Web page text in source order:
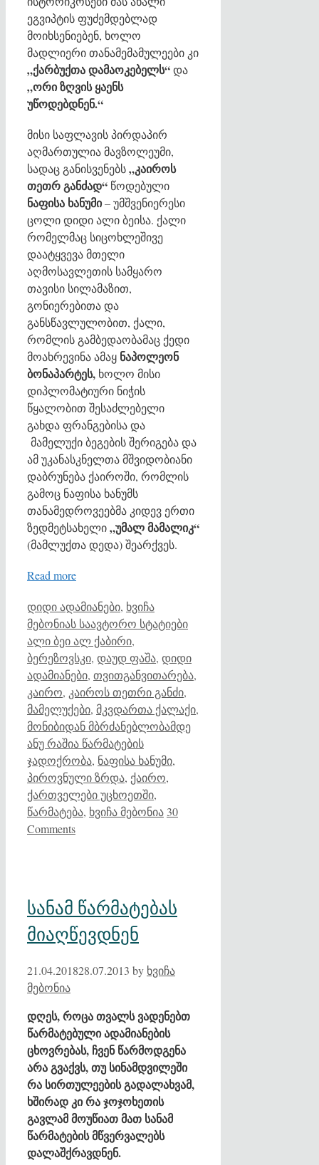
ეგვიპტის ფუძემდებლად
მოიხსენიებენ, ხოლო
მადლიერი თანამემამულეები კი
„ქარბუქთა დამაოკებელს“და
„ორი ზღვის ყაენს
უწოდებდნენ.“
მისი საფლავის პირდაპირ
აღმართულია მავზოლეუმი,
სადაც განისვენებს„კაიროს
თეთრ განძად“ წოდებული
ნაფისა ხანუმი– უმშვენიერესი
ცოლი დიდი ალი ბეისა. ქალი
რომელმაც სიცოხლეშივე
დაატყვევა მთელი
აღმოსავლეთის სამყარო
თავისი სილამაზით,
გონიერებითა და
განსწავლულობით, ქალი,
რომლის გამბედაობამაც ქედი
მოახრევინა ამაყ ნაპოლეონ
ბონაპარტეს, ხოლო მისი
დიპლომატიური ნიჭის
წყალობით შესაძლებელი
გახდა ფრანგებისა და
მამელუქი ბეგების შერიგება და
ამ უკანასკნელთა მშვიდობიანი
დაბრუნება ქაიროში, რომლის
გამოც ნაფისა ხანუმს
თანამედროვეებმა კიდევ ერთი
ზედმეტსახელი„უმალ მამალიკ“
(მამლუქთა დედა) შეარქვეს.
Read more
Categories
დიდი ადამიანები, ხვიჩა
მებონიას საავტორო სტატიებიTags
ალი ბეი ალ ქაბირი,
ბერეზოვსკი, დაუდ ფაშა, დიდი
ადამიანები, თვითგანვითარება,
კაირო, კაიროს თეთრი განძი,
მამელუქები, მკვდართა ქალაქი,
მონიბიდან მბრძანებლობამდე
ანუ რაშია წარმატების
ჯადოქრობა, ნაფისა ხანუმი,
პიროვნული ზრდა, ქაირო,
ქართველები უცხოეთში,
წარმატება, ხვიჩა მებონია 30
Comments
სანამ წარმატებას
მიაღწევდნენ
21.04.201828.07.2013 by ხვიჩა
მებონია
დღეს, როცა თვალს ვადენებთ
წარმატებული ადამიანების
ცხოვრებას, ჩვენ წარმოდგენა
არა გვაქვს, თუ სინამდვილეში
რა სირთულეების გადალახვამ,
ხშირად კი რა ჯოჯოხეთის
გავლამ მოუწიათ მათ სანამ
წარმატების მწვერვალებს
დალაშქრავდნენ.